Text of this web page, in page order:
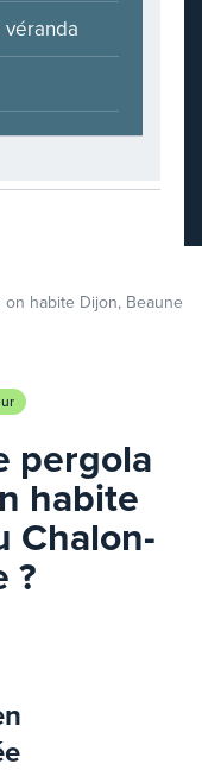
habite Dijon, Beaune
pergola
habite
Chalon-
?